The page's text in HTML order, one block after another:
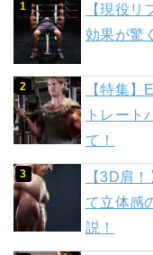
【現役
効果が驚
【特集
トレート
て！
【3D肩
て立体感
説！